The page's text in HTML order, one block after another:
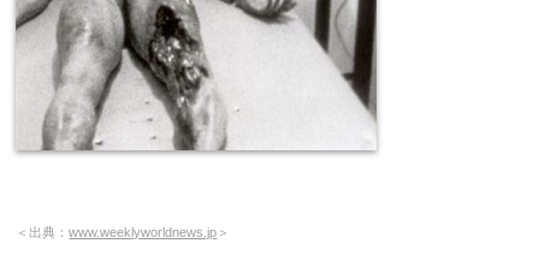
＜出典：www.weeklyworldnews.jp ＞